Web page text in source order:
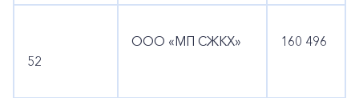
52
ООО «МП СЖКХ» 160 496